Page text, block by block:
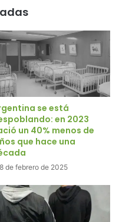
se está
en 2023
un 40% menos de
que hace una
8 de febrero de 2025